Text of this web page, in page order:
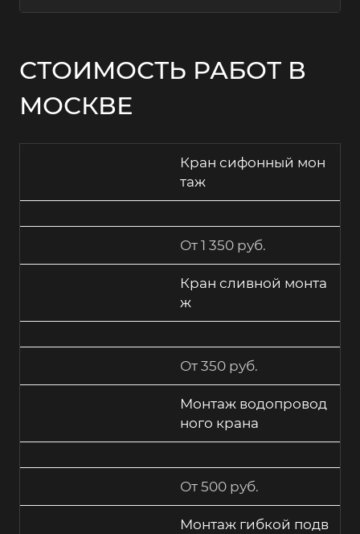
СТОИМОСТЬ РАБОТ В
МОСКВЕ
Кран сифонный мон
таж
От 1 350 руб.
Кран сливной монта
ж
От 350 руб.
Монтаж водопровод
ного крана
От 500 руб.
Монтаж гибкой подв